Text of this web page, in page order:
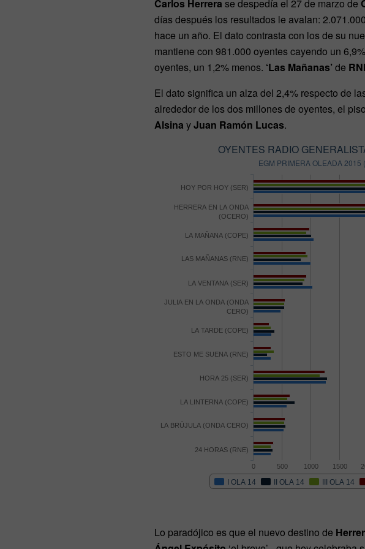
Carlos Herrera se despedía el 27 de marzo de
días después los resultados le avalan:
hace un año. El dato contrasta con los de su
mantiene con 981.000 oyentes cayendo un
oyentes, un 1,2% menos. ‘Las Mañanas’ de
El dato significa un alza del 2,4% respecto de
alrededor de los dos millones de oyentes, el
Alsina yJuan Ramón Lucas.
Lo paradójico es que el nuevo destino de